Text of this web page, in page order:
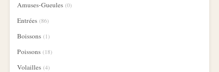
Amuses-Gueules (0)
Entrées (86)
Boissons (1)
Poissons (18)
Volailles (4)